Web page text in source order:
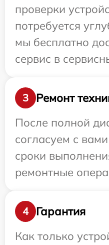
проверки
потребуется
мы бесплатно
сервис в
3
Ремонт
После полной
согласуем с
сроки
ремонтные
4
Гарантия
Как только